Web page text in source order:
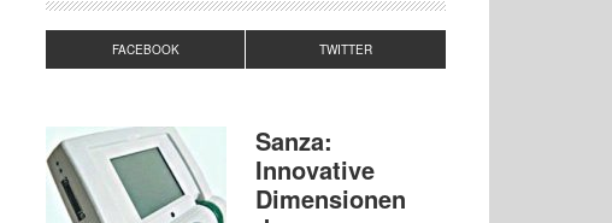
FACEBOOK TWITTER
Sanza:
Innovative
Dimensionen